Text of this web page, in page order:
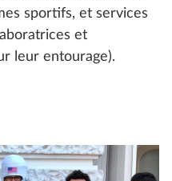
sportifs, et services
et
leur entourage).